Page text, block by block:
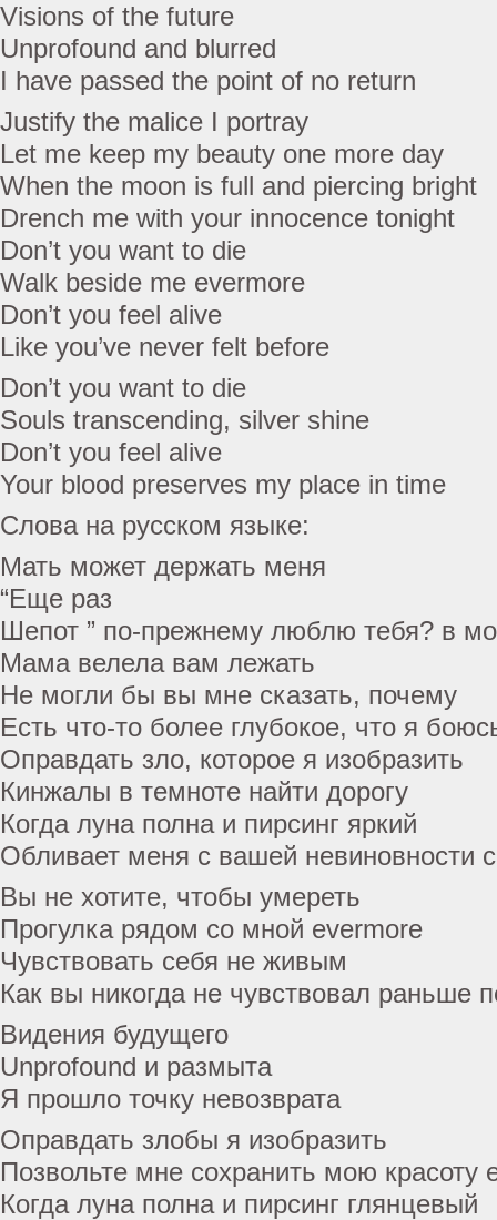
Visions of the future
Unprofound and blurred
I have passed the point of no return
Justify the malice I portray
Let me keep my beauty one more day
When the moon is full and piercing bright
Drench me with your innocence tonight
Don’t you want to die
Walk beside me evermore
Don’t you feel alive
Like you’ve never felt before
Don’t you want to die
Souls transcending, silver shine
Don’t you feel alive
Your blood preserves my place in time
Слова на русском языке:
Мать может держать меня
“Еще раз
Шепот ” по-прежнему люблю тебя? в
Мама велела вам лежать
Не могли бы вы мне сказать, почему
Есть что-то более глубокое, что я
Оправдать зло, которое я изобразить
Кинжалы в темноте найти дорогу
Когда луна полна и пирсинг яркий
Обливает меня с вашей невиновности
Вы не хотите, чтобы умереть
Прогулка рядом со мной evermore
Чувствовать себя не живым
Как вы никогда не чувствовал раньше
Видения будущего
Unprofound и размыта
Я прошло точку невозврата
Оправдать злобы я изобразить
Позвольте мне сохранить мою красоту
Когда луна полна и пирсинг глянцевый